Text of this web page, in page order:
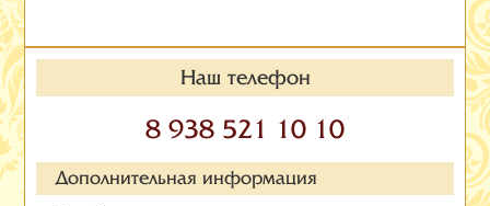
Наш телефон
8 938 521 10 10
Дополнительная информация